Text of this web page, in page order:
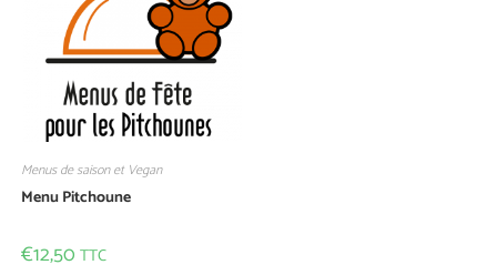
Menus de saison et Vegan
Menu Pitchoune
€12,50 TTC